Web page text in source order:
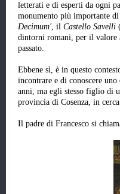
letterati e di esperti da ogni
monumento più importante di
Decimum', il Castello Savelli
dintorni romani, per il valore
passato.
Ebbene sì, è in questo
incontrare e di conoscere
anni, ma egli stesso figlio di
provincia di Cosenza, in
Il padre di Francesco si